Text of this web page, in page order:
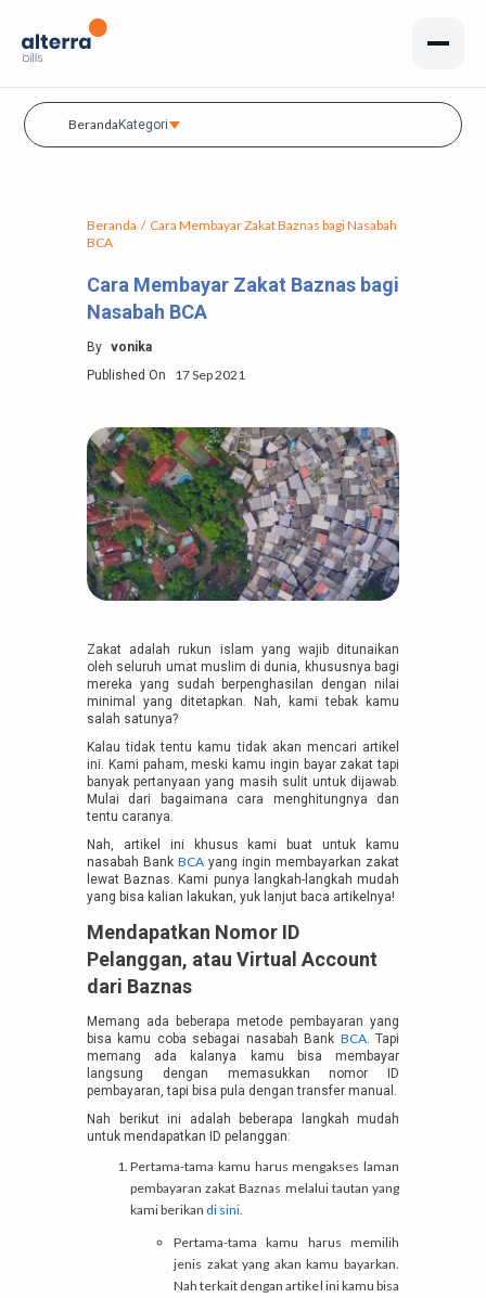
BerandaKategori
Beranda / Cara Membayar Zakat Baznas bagi Nasabah
BCA
Cara Membayar Zakat Baznas bagi
Nasabah BCA
By vonika
Published On
17 Sep 2021
Zakat adalah rukun islam yang wajib ditunaikan
oleh seluruh umat muslim di dunia, khususnya bagi
mereka yang sudah berpenghasilan dengan nilai
minimal yang ditetapkan. Nah, kami tebak kamu
salah satunya?
Kalau tidak tentu kamu tidak akan mencari artikel
ini. Kami paham, meski kamu ingin bayar zakat tapi
banyak pertanyaan yang masih sulit untuk dijawab.
Mulai dari bagaimana cara menghitungnya dan
tentu caranya.
Nah, artikel ini khusus kami buat untuk kamu
nasabah Bank BCA yang ingin membayarkan zakat
lewat Baznas. Kami punya langkah-langkah mudah
yang bisa kalian lakukan, yuk lanjut baca artikelnya!
Mendapatkan Nomor ID
Pelanggan, atau Virtual Account
dari Baznas
Memang ada beberapa metode pembayaran yang
bisa kamu coba sebagai nasabah Bank BCA. Tapi
memang ada kalanya kamu bisa membayar
langsung dengan memasukkan nomor ID
pembayaran, tapi bisa pula dengan transfer manual.
Nah berikut ini adalah beberapa langkah mudah
untuk mendapatkan ID pelanggan:
Pertama-tama kamu harus mengakses laman
pembayaran zakat Baznas melalui tautan yang
kami berikan di sini.
Pertama-tama kamu harus memilih
jenis zakat yang akan kamu bayarkan.
Nah terkait dengan artikel ini kamu bisa